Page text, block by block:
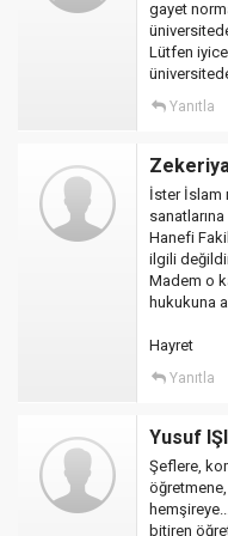
gayet
Lütfen
Yanıtla
İster İslam
Hanefi
ilgili
Madem o
hukukuna
Hayret
Yanıtla
Yusuf
Şeflere,
bitiren